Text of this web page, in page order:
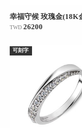
TWD 26200
可刻字